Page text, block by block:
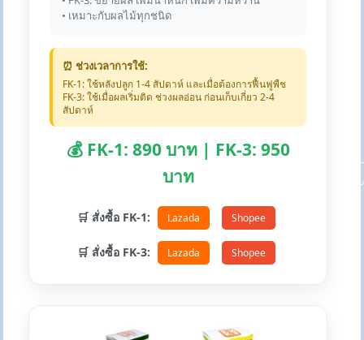
• เหมาะกับผลไม้ทุกชนิด
⏰ ช่วงเวลาการใช้:
FK-1: ใช้หลังปลูก 1-4 สัปดาห์ และเมื่อต้องการฟื้นฟูพืช
FK-3: ใช้เมื่อผลเริ่มติด ช่วงผลอ่อน ก่อนเก็บเกี่ยว 2-4
สัปดาห์
💰 FK-1: 890 บาท | FK-3: 950
บาท
🛒 สั่งซื้อ FK-1: Lazada Shopee
🛒 สั่งซื้อ FK-3: Lazada Shopee